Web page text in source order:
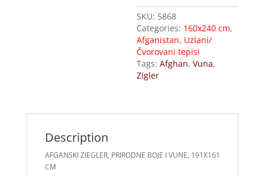
SKU: 5868
Categories: 160x240 cm,
Afganistan, Uzlani/
Čvorovani tepisi
Tags:Afghan,Vuna,
Zigler
Description
AFGANSKI ZIEGLER, PRIRODNE BOJE I VUNE, 191X161
CM